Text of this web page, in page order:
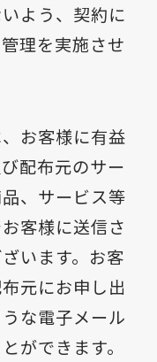
よう、契約に
理を実施させ
お客様に有益
配布元のサー
、サービス等
客様に送信さ
います。お客
元にお申し出
な電子メール
ができます。